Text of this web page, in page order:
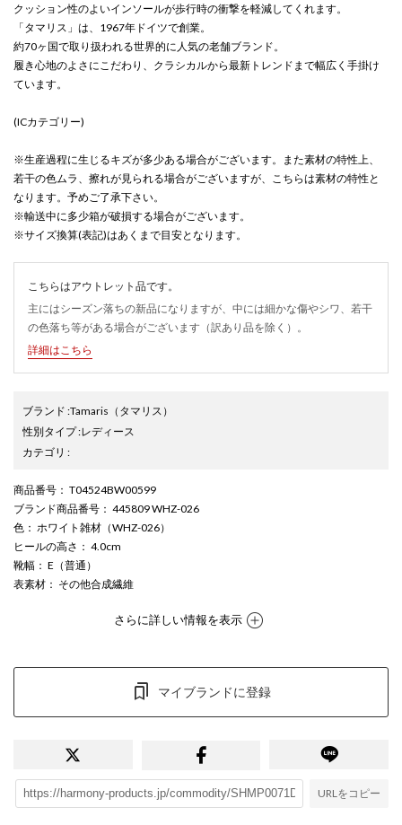
クッション性のよいインソールが歩行時の衝撃を軽減してくれます。
「タマリス」は、1967年ドイツで創業。
約70ヶ国で取り扱われる世界的に人気の老舗ブランド。
履き心地のよさにこだわり、クラシカルから最新トレンドまで幅広く手掛け
ています。
(ICカテゴリー)
※生産過程に生じるキズが多少ある場合がございます。また素材の特性上、
若干の色ムラ、擦れが見られる場合がございますが、こちらは素材の特性と
なります。予めご了承下さい。
※輸送中に多少箱が破損する場合がございます。
※サイズ換算(表記)はあくまで目安となります。
こちらはアウトレット品です。
主にはシーズン落ちの新品になりますが、中には細かな傷やシワ、若干
の色落ち等がある場合がございます（訳あり品を除く）。
詳細はこちら
ブランド :Tamaris （タマリス）
性別タイプ:レディース
カテゴリ :
商品番号 ： T04524BW00599
ブランド商品番号 ： 445809 WHZ-026
色 ： ホワイト雑材（WHZ-026）
ヒールの高さ ： 4.0cm
靴幅 ： E（普通）
表素材 ： その他合成繊維
さらに詳しい情報を表示
マイブランドに登録
URLをコピー